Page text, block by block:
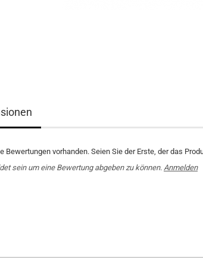
Bewertungen vorhanden. Seien Sie der Erste, der das
sein um eine Bewertung abgeben zu können. Anmelden